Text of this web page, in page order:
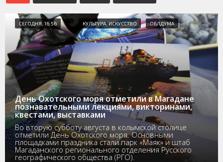
СЕГОДНЯ, 16:56 КУЛЬТУРА, ИСКУССТВО ОБЛДУМА
День Охотского моря отметили в Магадане
познавательными лекциями, викторинами,
квестами, выставками
Во вторую субботу августа в колымской столице
отметили День Охотского моря. Основными
площадками праздника стали парк «Маяк» и штаб
Магаданского регионального отделения Русского
географического общества (РГО).